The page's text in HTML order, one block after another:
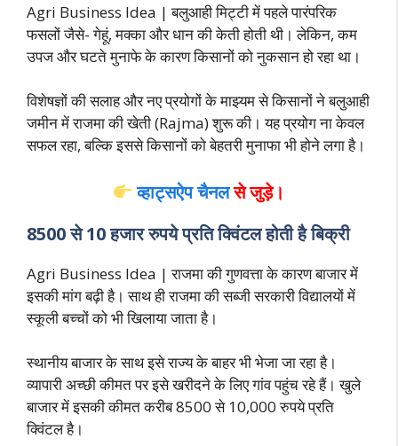
Agri Business Idea | बलुआही मिट्टी में पहले पारंपरिक
फसलों जैसे- गेहूं, मक्का और धान की केती होती थी। लेकिन, कम
उपज और घटते मुनाफे के कारण किसानों को नुकसान हो रहा था।
विशेषज्ञों की सलाह और नए प्रयोगों के माझ्यम से किसानों ने बलुआही
जमीन में राजमा की खेती (Rajma) शुरू की। यह प्रयोग ना केवल
सफल रहा, बल्कि इससे किसानों को बेहतरी मुनाफा भी होने लगा है।
व्हाट्सऐप चैनलसे जुड़े।
8500 से 10 हजार रुपये प्रति क्विंटल होती है बिक्री
Agri Business Idea | राजमा की गुणवत्ता के कारण बाजार में
इसकी मांग बढ़ी है। साथ ही राजमा की सब्जी सरकारी विद्यालयों में
स्कूली बच्चों को भी खिलाया जाता है।
स्थानीय बाजार के साथ इसे राज्य के बाहर भी भेजा जा रहा है।
व्यापारी अच्छी कीमत पर इसे खरीदने के लिए गांव पहुंच रहे हैं। खुले
बाजार में इसकी कीमत करीब 8500 से 10,000 रुपये प्रति
क्विंटल है।